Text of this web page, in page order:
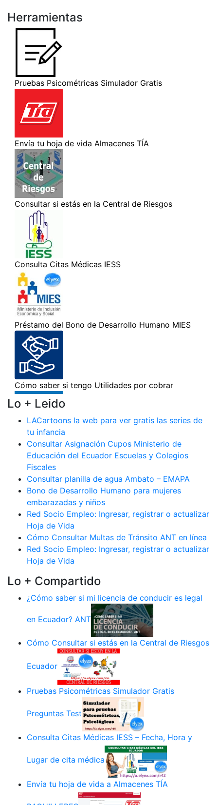
Herramientas
Lo + Leido
LACartoons la web para ver gratis las series de
tu infancia
Consultar Asignación Cupos Ministerio de
Educación del Ecuador Escuelas y Colegios
Fiscales
Consultar planilla de agua Ambato – EMAPA
Bono de Desarrollo Humano para mujeres
embarazadas y niños
Red Socio Empleo: Ingresar, registrar o actualizar
Hoja de Vida
Cómo Consultar Multas de Tránsito ANT en línea
Red Socio Empleo: Ingresar, registrar o actualizar
Hoja de Vida
Lo + Compartido
¿Cómo saber si mi licencia de conducir es legal
en Ecuador? ANT
Cómo Consultar si estás en la Central de Riesgos
Ecuador
Pruebas Psicométricas Simulador Gratis
Preguntas Test
Consulta Citas Médicas IESS – Fecha, Hora y
Lugar de cita médica
Envía tu hoja de vida a Almacenes TÍA